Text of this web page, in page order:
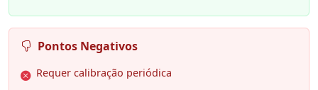
Pontos Negativos
Requer calibração periódica